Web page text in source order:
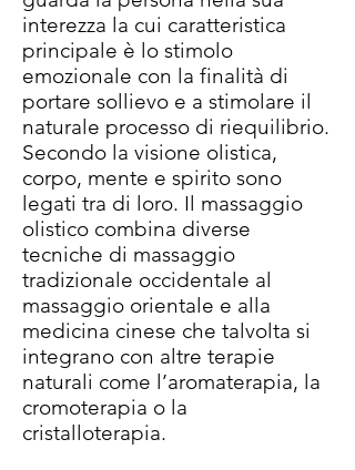
interezza la cui caratteristica
principale è lo stimolo
emozionale con la finalità di
portare sollievo e a stimolare il
naturale processo di riequilibrio.
Secondo la visione olistica,
corpo, mente e spirito sono
legati tra di loro. Il massaggio
olistico combina diverse
tecniche di massaggio
tradizionale occidentale al
massaggio orientale e alla
medicina cinese che talvolta si
integrano con altre terapie
naturali come l’aromaterapia, la
cromoterapia o la
cristalloterapia.